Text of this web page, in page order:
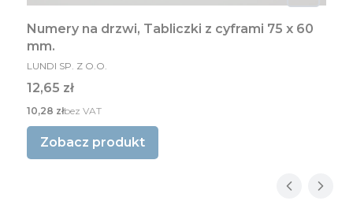
Numery na drzwi, Tabliczki z cyframi 75 x 60
mm.
PRODUCENT
LUNDI SP. Z O.O.
Cena
12,65 zł
Cena
10,28 złbez VAT
Zobacz produkt